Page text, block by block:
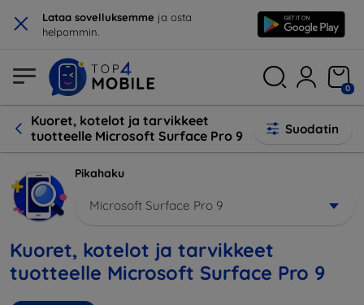
× Lataa sovelluksemme ja osta
helpommin.
0
Kuoret, kotelot ja tarvikkeet
tuotteelle Microsoft Surface Pro 9
Suodatin
Pikahaku
Microsoft Surface Pro 9
Kuoret, kotelot ja tarvikkeet
tuotteelle Microsoft Surface Pro 9